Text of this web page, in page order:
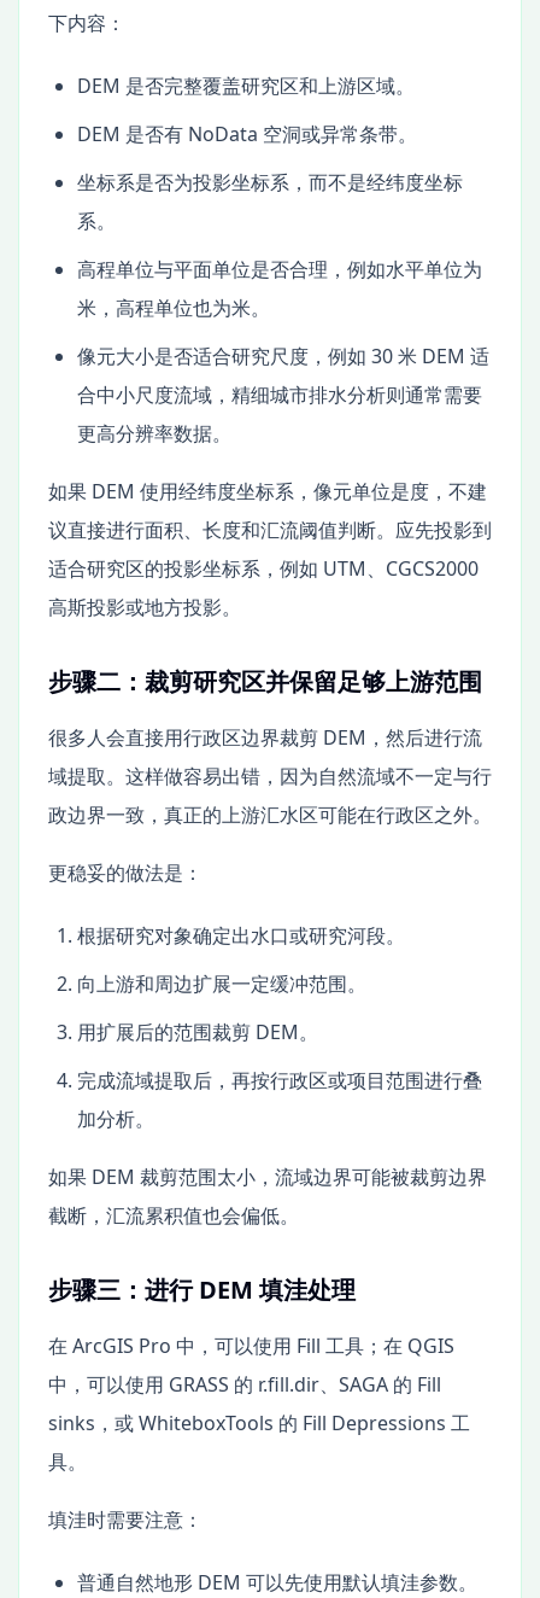
下内容：
DEM 是否完整覆盖研究区和上游区域。
DEM 是否有 NoData 空洞或异常条带。
坐标系是否为投影坐标系，而不是经纬度坐标
系。
高程单位与平面单位是否合理，例如水平单位为
米，高程单位也为米。
像元大小是否适合研究尺度，例如 30 米 DEM 适
合中小尺度流域，精细城市排水分析则通常需要
更高分辨率数据。
如果 DEM 使用经纬度坐标系，像元单位是度，不建
议直接进行面积、长度和汇流阈值判断。应先投影到
适合研究区的投影坐标系，例如 UTM、CGCS2000
高斯投影或地方投影。
步骤二：裁剪研究区并保留足够上游范围
很多人会直接用行政区边界裁剪 DEM，然后进行流
域提取。这样做容易出错，因为自然流域不一定与行
政边界一致，真正的上游汇水区可能在行政区之外。
更稳妥的做法是：
根据研究对象确定出水口或研究河段。
向上游和周边扩展一定缓冲范围。
用扩展后的范围裁剪 DEM。
完成流域提取后，再按行政区或项目范围进行叠
加分析。
如果 DEM 裁剪范围太小，流域边界可能被裁剪边界
截断，汇流累积值也会偏低。
步骤三：进行 DEM 填洼处理
在 ArcGIS Pro 中，可以使用 Fill 工具；在 QGIS
中，可以使用 GRASS 的 r.fill.dir、SAGA 的 Fill
sinks，或 WhiteboxTools 的 Fill Depressions 工
具。
填洼时需要注意：
普通自然地形 DEM 可以先使用默认填洼参数。